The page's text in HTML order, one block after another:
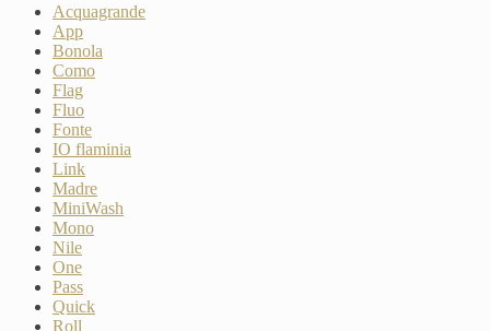
Acquagrande
App
Bonola
Como
Flag
Fluo
Fonte
IO flaminia
Link
Madre
MiniWash
Mono
Nile
One
Pass
Quick
Roll